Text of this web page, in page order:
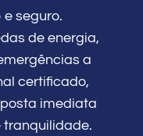
seguro.
de energia,
a
certificado,
imediata